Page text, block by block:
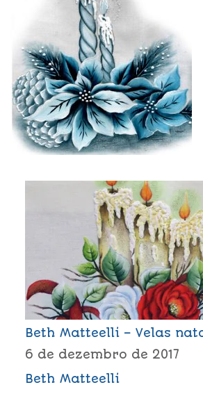
Beth Matteelli – Velas
6 de dezembro de 2017
Beth Matteelli